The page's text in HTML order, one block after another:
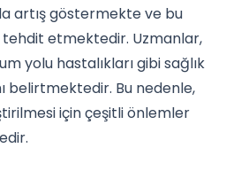
artış göstermekte ve bu
tehdit etmektedir. Uzmanlar,
yolu hastalıkları gibi sağlık
belirtmektedir. Bu nedenle,
için çeşitli önlemler